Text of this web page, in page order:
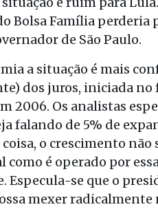
Bolsa Família perderia
de São Paulo.
a situação é mais
dos juros, iniciada no
2006. Os analistas
falando de 5% de
o crescimento
como é operado por
Especula-se que o
mexer